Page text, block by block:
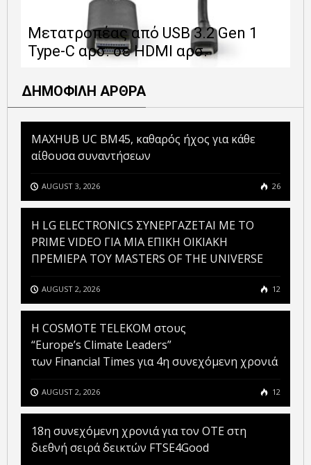
Μετατροπέας από USB 3.2 Gen 1
Type-C αρσ. σε HDMI αρσ.
ΔΗΜΟΦΙΛΗ ΑΡΘΡΑ
MAXHUB UC BM45, καθαρός ήχος για κάθε
αίθουσα συναντήσεων
AUGUST 3, 2026 26
H LG ELECTRONICS ΣΥΝΕΡΓΑΖΕΤΑΙ ΜΕ ΤΟ
PRIME VIDEO ΓΙΑ ΜΙΑ ΕΠΙΚΗ ΟΙΚΙΑΚΗ
ΠΡΕΜΙΕΡΑ ΤΟΥ MASTERS OF THE UNIVERSE
AUGUST 2, 2026 12
Η COSMOTE TELEKOM στους
“Europe’s Climate Leaders”
των Financial Times για 4η συνεχόμενη χρονιά
AUGUST 2, 2026 12
18η συνεχόμενη χρονιά για τον ΟΤΕ στη
διεθνή σειρά δεικτών FTSE4Good